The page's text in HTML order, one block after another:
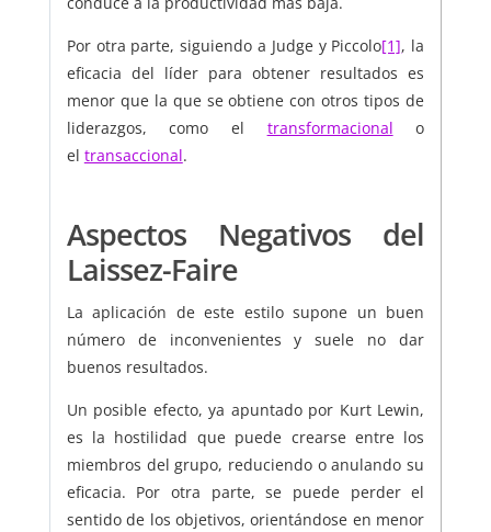
Por otra parte, siguiendo a Judge y Piccolo[1], la
eficacia del líder para obtener resultados es
menor que la que se obtiene con otros tipos de
liderazgos, como el transformacional o
el transaccional.
Aspectos Negativos del
Laissez-Faire
La aplicación de este estilo supone un buen
número de inconvenientes y suele no dar
buenos resultados.
Un posible efecto, ya apuntado por Kurt Lewin,
es la hostilidad que puede crearse entre los
miembros del grupo, reduciendo o anulando su
eficacia. Por otra parte, se puede perder el
sentido de los objetivos, orientándose en menor